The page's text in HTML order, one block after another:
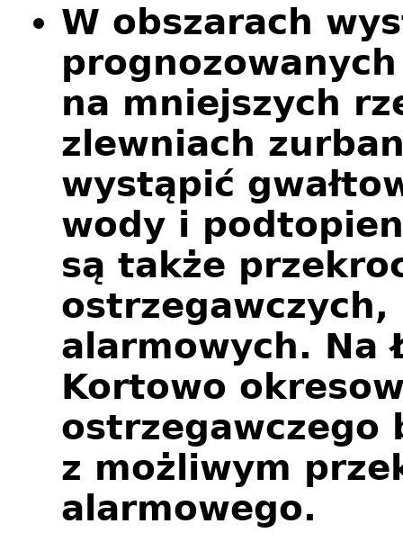
W obszarach
na mniejszych
zlewniach
wystąpić
wody i
są także
alarmowych. Na
Kortowo
ostrzegawczego
z możliwym
alarmowego.